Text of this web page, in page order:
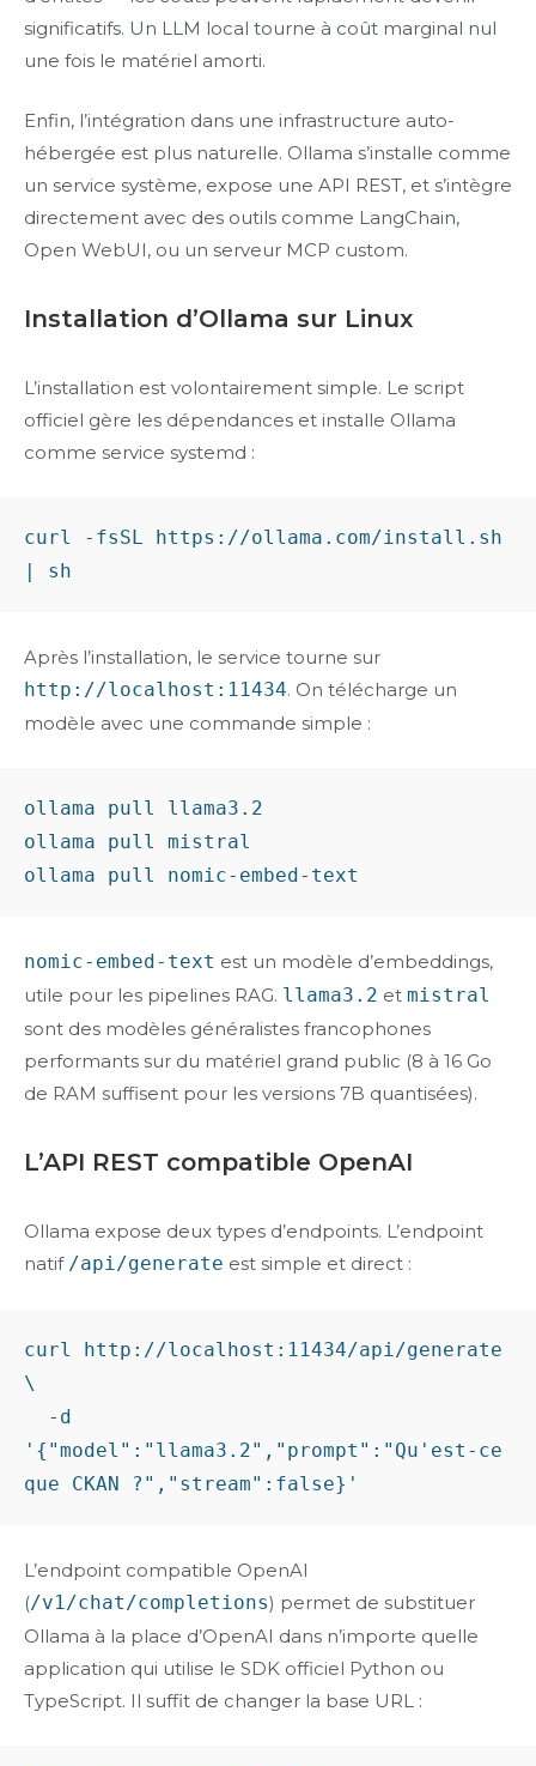
significatifs. Un LLM local tourne à coût marginal nul
une fois le matériel amorti.
Enfin, l’intégration dans une infrastructure auto-
hébergée est plus naturelle. Ollama s’installe comme
un service système, expose une API REST, et s’intègre
directement avec des outils comme LangChain,
Open WebUI, ou un serveur MCP custom.
Installation d’Ollama sur Linux
L’installation est volontairement simple. Le script
officiel gère les dépendances et installe Ollama
comme service systemd :
curl -fsSL https://ollama.com/install.sh
Après l’installation, le service tourne sur
http://localhost:11434. On télécharge un
modèle avec une commande simple :
ollama pull llama3.2
ollama pull mistral
nomic-embed-text est un modèle d’embeddings,
utile pour les pipelines RAG. llama3.2 et mistral
sont des modèles généralistes francophones
performants sur du matériel grand public (8 à 16 Go
de RAM suffisent pour les versions 7B quantisées).
L’API REST compatible OpenAI
Ollama expose deux types d’endpoints. L’endpoint
natif /api/generate est simple et direct :
curl http://localhost:11434/api/generate
\
'{"model":"llama3.2","prompt":"Qu'est-ce
L’endpoint compatible OpenAI
(/v1/chat/completions) permet de substituer
Ollama à la place d’OpenAI dans n’importe quelle
application qui utilise le SDK officiel Python ou
TypeScript. Il suffit de changer la base URL :